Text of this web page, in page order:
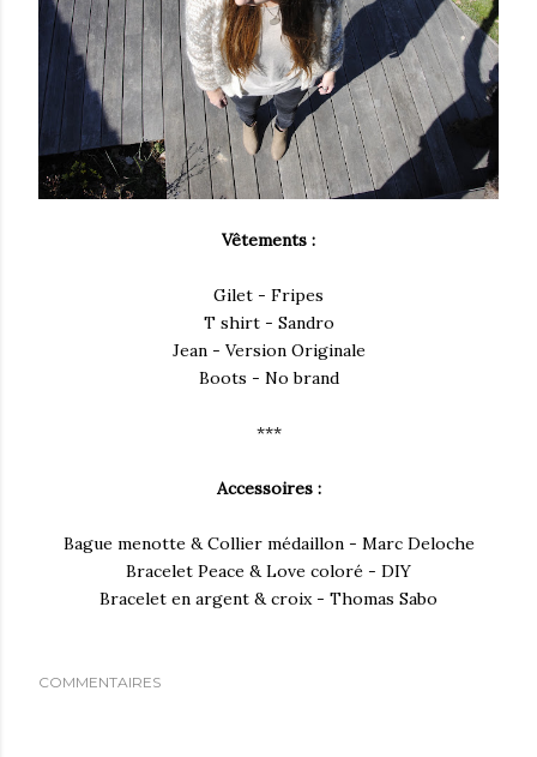
Vêtements :
Gilet - Fripes
T shirt - Sandro
Jean - Version Originale
Boots - No brand
***
Accessoires :
Bague menotte & Collier médaillon - Marc Deloche
Bracelet Peace & Love coloré - DIY
Bracelet en argent & croix - Thomas Sabo
COMMENTAIRES